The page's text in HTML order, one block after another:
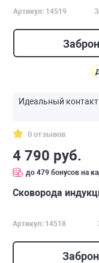
Артикул: 14519
Идеальный контакт
0 отзывов
4 790 руб.
до 479 бонусов на
Сковорода
Артикул: 14518